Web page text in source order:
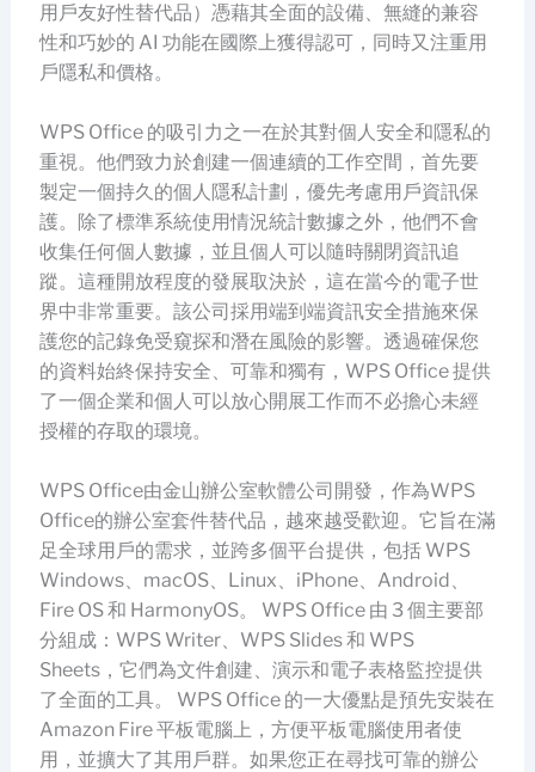
用戶友好性替代品）憑藉其全面的設備、無縫的兼容
性和巧妙的 AI 功能在國際上獲得認可，同時又注重用
戶隱私和價格。
WPS Office 的吸引力之一在於其對個人安全和隱私的
重視。他們致力於創建一個連續的工作空間，首先要
製定一個持久的個人隱私計劃，優先考慮用戶資訊保
護。除了標準系統使用情況統計數據之外，他們不會
收集任何個人數據，並且個人可以隨時關閉資訊追
蹤。這種開放程度的發展取決於，這在當今的電子世
界中非常重要。該公司採用端到端資訊安全措施來保
護您的記錄免受窺探和潛在風險的影響。透過確保您
的資料始終保持安全、可靠和獨有，WPS Office 提供
了一個企業和個人可以放心開展工作而不必擔心未經
授權的存取的環境。
WPS Office由金山辦公室軟體公司開發，作為WPS
Office的辦公室套件替代品，越來越受歡迎。它旨在滿
足全球用戶的需求，並跨多個平台提供，包括 WPS
Windows、macOS、Linux、iPhone、Android、
Fire OS 和 HarmonyOS。 WPS Office 由 3 個主要部
分組成：WPS Writer、WPS Slides 和 WPS
Sheets，它們為文件創建、演示和電子表格監控提供
了全面的工具。 WPS Office 的一大優點是預先安裝在
Amazon Fire 平板電腦上，方便平板電腦使用者使
用，並擴大了其用戶群。如果您正在尋找可靠的辦公